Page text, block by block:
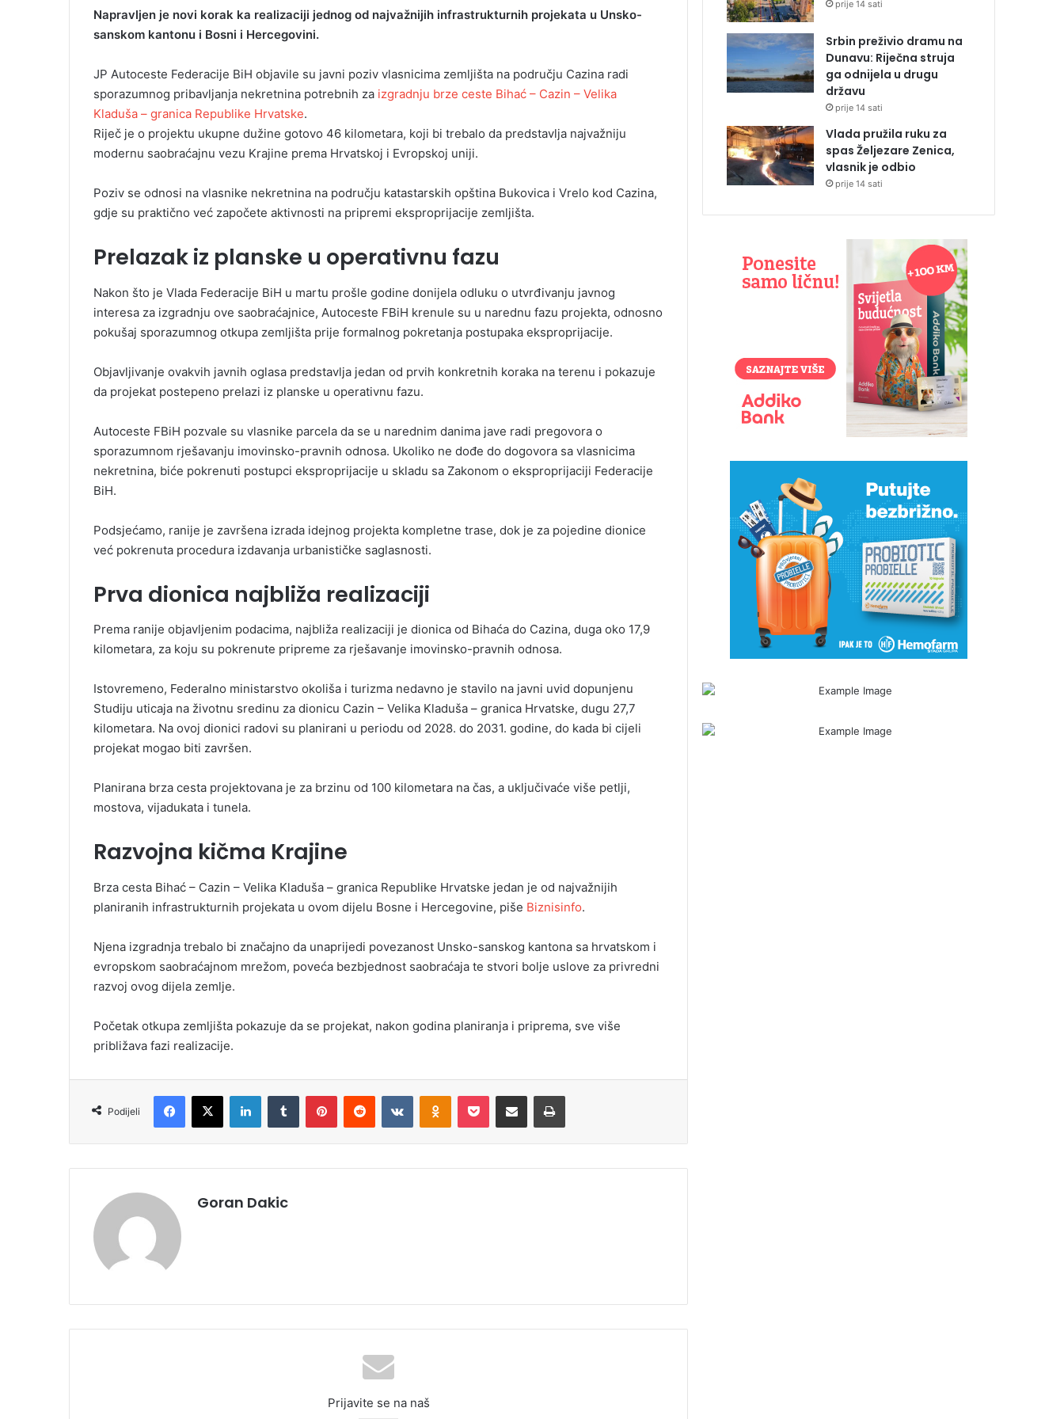
Napravljen je novi korak ka realizaciji jednog od najvažnijih infrastrukturnih projekata u Unsko-
sanskom kantonu i Bosni i Hercegovini.
JP Autoceste Federacije BiH objavile su javni poziv vlasnicima zemljišta na području Cazina radi
sporazumnog pribavljanja nekretnina potrebnih za izgradnju brze ceste Bihać – Cazin – Velika
Kladuša – granica Republike Hrvatske.
Riječ je o projektu ukupne dužine gotovo 46 kilometara, koji bi trebalo da predstavlja najvažniju
modernu saobraćajnu vezu Krajine prema Hrvatskoj i Evropskoj uniji.
Poziv se odnosi na vlasnike nekretnina na području katastarskih opština Bukovica i Vrelo kod Cazina,
gdje su praktično već započete aktivnosti na pripremi eksproprijacije zemljišta.
Prelazak iz planske u operativnu fazu
Nakon što je Vlada Federacije BiH u martu prošle godine donijela odluku o utvrđivanju javnog
interesa za izgradnju ove saobraćajnice, Autoceste FBiH krenule su u narednu fazu projekta, odnosno
pokušaj sporazumnog otkupa zemljišta prije formalnog pokretanja postupaka eksproprijacije.
Objavljivanje ovakvih javnih oglasa predstavlja jedan od prvih konkretnih koraka na terenu i pokazuje
da projekat postepeno prelazi iz planske u operativnu fazu.
Autoceste FBiH pozvale su vlasnike parcela da se u narednim danima jave radi pregovora o
sporazumnom rješavanju imovinsko-pravnih odnosa. Ukoliko ne dođe do dogovora sa vlasnicima
nekretnina, biće pokrenuti postupci eksproprijacije u skladu sa Zakonom o eksproprijaciji Federacije
BiH.
Podsjećamo, ranije je završena izrada idejnog projekta kompletne trase, dok je za pojedine dionice
već pokrenuta procedura izdavanja urbanističke saglasnosti.
Prva dionica najbliža realizaciji
Prema ranije objavljenim podacima, najbliža realizaciji je dionica od Bihaća do Cazina, duga oko 17,9
kilometara, za koju su pokrenute pripreme za rješavanje imovinsko-pravnih odnosa.
Istovremeno, Federalno ministarstvo okoliša i turizma nedavno je stavilo na javni uvid dopunjenu
Studiju uticaja na životnu sredinu za dionicu Cazin – Velika Kladuša – granica Hrvatske, dugu 27,7
kilometara. Na ovoj dionici radovi su planirani u periodu od 2028. do 2031. godine, do kada bi cijeli
projekat mogao biti završen.
Planirana brza cesta projektovana je za brzinu od 100 kilometara na čas, a uključivaće više petlji,
mostova, vijadukata i tunela.
Razvojna kičma Krajine
Brza cesta Bihać – Cazin – Velika Kladuša – granica Republike Hrvatske jedan je od najvažnijih
planiranih infrastrukturnih projekata u ovom dijelu Bosne i Hercegovine, piše Biznisinfo.
Njena izgradnja trebalo bi značajno da unaprijedi povezanost Unsko-sanskog kantona sa hrvatskom i
evropskom saobraćajnom mrežom, poveća bezbjednost saobraćaja te stvori bolje uslove za privredni
razvoj ovog dijela zemlje.
Početak otkupa zemljišta pokazuje da se projekat, nakon godina planiranja i priprema, sve više
približava fazi realizacije.
Podijeli
Goran Dakic
Prijavite se na naš
prije 14 sati
Srbin preživio dramu na
Dunavu: Riječna struja
ga odnijela u drugu
državu
prije 14 sati
Vlada pružila ruku za
spas Željezare Zenica,
vlasnik je odbio
prije 14 sati